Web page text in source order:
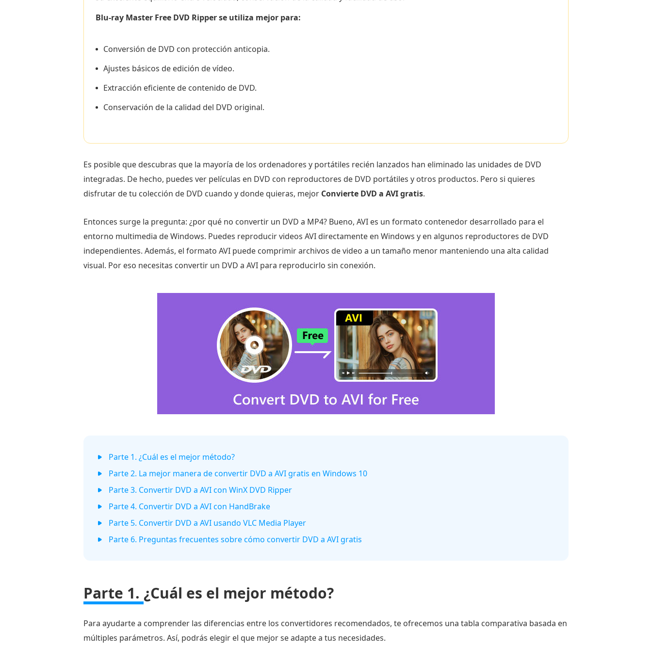
Blu-ray Master Free DVD Ripper se utiliza mejor para:
Conversión de DVD con protección anticopia.
Ajustes básicos de edición de vídeo.
Extracción eficiente de contenido de DVD.
Conservación de la calidad del DVD original.
Es posible que descubras que la mayoría de los ordenadores y portátiles recién lanzados han eliminado las unidades de DVD
integradas. De hecho, puedes ver películas en DVD con reproductores de DVD portátiles y otros productos. Pero si quieres
disfrutar de tu colección de DVD cuando y donde quieras, mejor Convierte DVD a AVI gratis.
Entonces surge la pregunta: ¿por qué no convertir un DVD a MP4? Bueno, AVI es un formato contenedor desarrollado para el
entorno multimedia de Windows. Puedes reproducir videos AVI directamente en Windows y en algunos reproductores de DVD
independientes. Además, el formato AVI puede comprimir archivos de video a un tamaño menor manteniendo una alta calidad
visual. Por eso necesitas convertir un DVD a AVI para reproducirlo sin conexión.
Parte 1. ¿Cuál es el mejor método?
Parte 2. La mejor manera de convertir DVD a AVI gratis en Windows 10
Parte 3. Convertir DVD a AVI con WinX DVD Ripper
Parte 4. Convertir DVD a AVI con HandBrake
Parte 5. Convertir DVD a AVI usando VLC Media Player
Parte 6. Preguntas frecuentes sobre cómo convertir DVD a AVI gratis
Parte 1. ¿Cuál es el mejor método?
Para ayudarte a comprender las diferencias entre los convertidores recomendados, te ofrecemos una tabla comparativa basada en
múltiples parámetros. Así, podrás elegir el que mejor se adapte a tus necesidades.